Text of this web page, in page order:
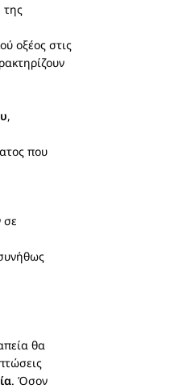
οξέος στις
,
που
σε
θα
. Όσον